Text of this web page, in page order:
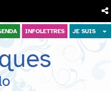
INFOLETTRES JE SUIS